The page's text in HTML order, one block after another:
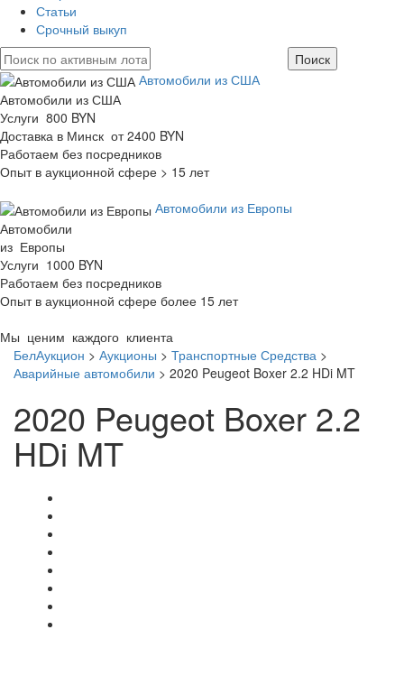
Статьи
Срочный выкуп
Автомобили из США
Автомобили из США
Услуги 800 BYN
Доставка в Минск от 2400 BYN
Работаем без посредников
Опыт в аукционной сфере > 15 лет
Автомобили из Европы
Автомобили
из Европы
Услуги 1000 BYN
Работаем без посредников
Опыт в аукционной сфере более 15 лет
Мы ценим каждого клиента
БелАукцион > Аукционы > Транспортные Средства >
Аварийные автомобили > 2020 Peugeot Boxer 2.2 HDi MT
2020 Peugeot Boxer 2.2
HDi MT